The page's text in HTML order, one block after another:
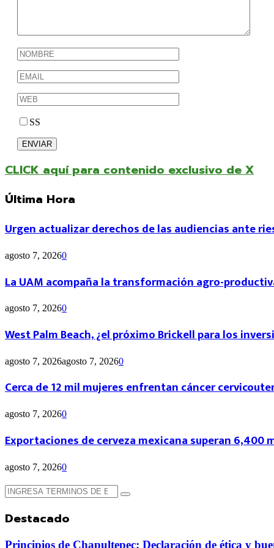
SS
CLICK aquí para contenido exclusivo de X
Última Hora
Urgen actualizar derechos de las audiencias ante
agosto 7, 20260
La UAM acompaña la transformación agro-
agosto 7, 20260
West Palm Beach, ¿el próximo Brickell para los
agosto 7, 2026agosto 7, 20260
Cerca de 12 mil mujeres enfrentan cáncer
agosto 7, 20260
Exportaciones de cerveza mexicana superan 6,400
agosto 7, 20260
Búsqueda
de:
Búsqueda
Destacado
Principios de Chapultepec: Declaración de ética y